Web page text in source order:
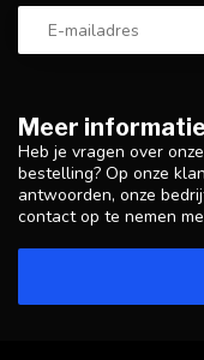
Meer informatie
Heb je vragen over
bestelling? Op onze
antwoorden, onze
contact op te nemen